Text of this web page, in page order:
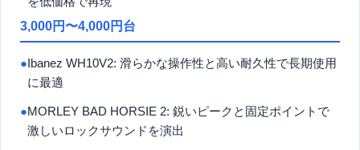
3,000円〜4,000円台
●Ibanez WH10V2: 滑らかな操作性と高い耐久性で長期使用
に最適
●MORLEY BAD HORSIE 2: 鋭いピークと固定ポイントで
激しいロックサウンドを演出